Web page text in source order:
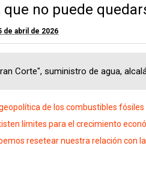
que no puede
de abril de 2026
Corte", suministro de agua,
geopolítica de los combustibles
límites para el crecimiento
resetear nuestra relación con